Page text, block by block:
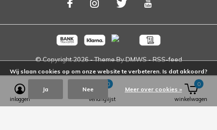
© Copyright2026- Theme ByDMWS-RSS-feed
inloggen verlanglijst
0
winkelwagen
0
Wij slaan cookies op om onze website te verbeteren. Is dat akkoord?
Ja Nee Meer over cookies »